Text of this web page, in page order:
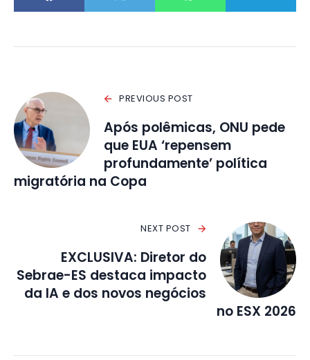
PREVIOUS POST
Após polêmicas, ONU pede
que EUA ‘repensem
profundamente’ política
migratória na Copa
NEXT POST
EXCLUSIVA: Diretor do
Sebrae-ES destaca impacto
da IA e dos novos negócios
no ESX 2026